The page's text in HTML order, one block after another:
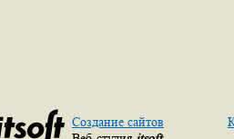
Создание сайтов